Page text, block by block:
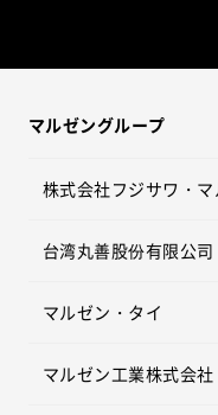
マルゼングループ
株式会社フジサワ・マ
台湾丸善股份有限公司
マルゼン・タイ
マルゼン工業株式会社